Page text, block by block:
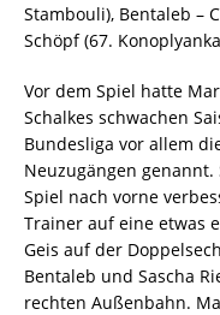
Stambouli), Bentaleb –
Schöpf (67.
Vor dem Spiel hatte
Schalkes schwachen
Bundesliga vor allem
Neuzugängen
Spiel nach vorne
Trainer auf eine etwas
Geis auf der
Bentaleb und Sascha
rechten Außenbahn.